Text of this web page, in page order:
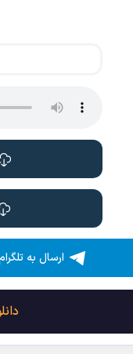
ارسال به